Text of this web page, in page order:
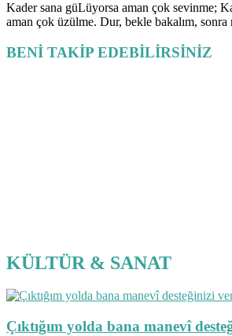
Kader sana güLüyorsa aman çok sevinme;
aman çok üzülme. Dur, bekle bakalım, sonra
BENİ TAKİP EDEBİLİRSİNİZ
KÜLTÜR & SANAT
Çıktığım yolda bana manevî